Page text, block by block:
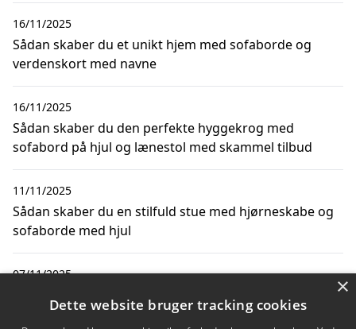
Sådan skaber du et unikt hjem med sofaborde og
verdenskort med navne
16/11/2025
Sådan skaber du den perfekte hyggekrog med
sofabord på hjul og lænestol med skammel tilbud
16/11/2025
Sådan skaber du en stilfuld stue med hjørneskabe og
sofaborde med hjul
11/11/2025
bred chaiselong og sofabord med hjul
07/11/2025 ×
Dette website bruger tracking cookies